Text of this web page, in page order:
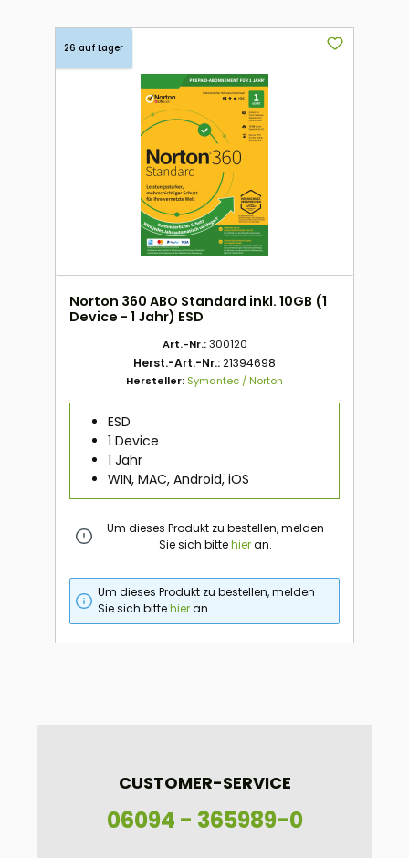
CUSTOMER-SERVICE
06094 - 365989-0
26 auf Lager
Norton 360 ABO Standard inkl. 10GB (1
Device - 1 Jahr) ESD
Art.-Nr.:300120
Herst.-Art.-Nr.:21394698
Hersteller: Symantec / Norton
ESD
1 Device
1 Jahr
WIN, MAC, Android, iOS
Um dieses Produkt zu bestellen, melden
Sie sich bittehieran.
Um dieses Produkt zu bestellen, melden
Sie sich bittehieran.